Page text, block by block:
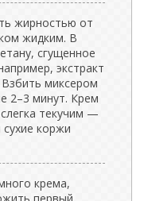
жирностью от
жидким. В
сгущенное
экстракт
миксером
2–3 минут. Крем
текучим —
коржи
крема,